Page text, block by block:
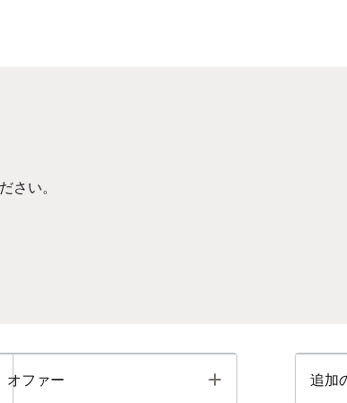
さい。
Toggle
オファー Toggle 追加